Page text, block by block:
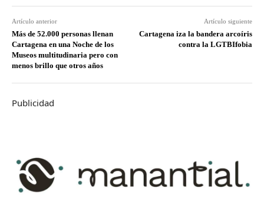
Artículo anterior
Más de 52.000 personas llenan
Cartagena en una Noche de los
Museos multitudinaria pero con
menos brillo que otros años
Artículo siguiente
Cartagena iza la bandera arcoíris
contra la LGTBIfobia
Publicidad